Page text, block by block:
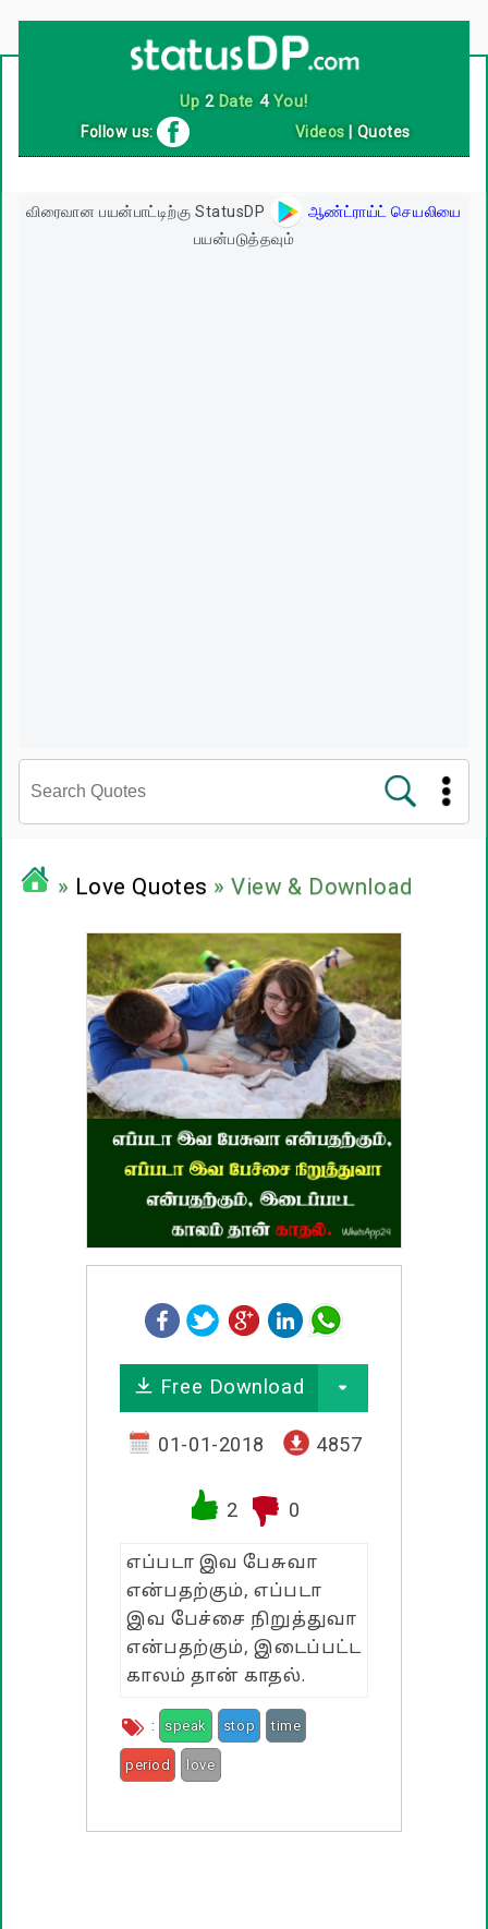
Up 2Date 4You!
Follow us: Videos Quotes
விரைவான பயன்பாட்டிற்கு StatusDP
ஆண்ட்ராய்ட் செயலியை
பயன்படுத்தவும்
பழமொழிகள்
ஊக்கம் / உத்வேக பொன்மொழிகள்
காதல் பொன்மொழிகள்
மகிழ்ச்சி பொன்மொழிகள்
பொதுவான பொன்மொழிகள்
கடவுள் பொன்மொழிகள்
பண்டிகை வாழ்த்துக்கள்
» Love Quotes » View & Download
Free Download
01-01-2018 4857
2 0
எப்படா இவ பேசுவா
என்பதற்கும், எப்படா
இவ பேச்சை நிறுத்துவா
என்பதற்கும், இடைப்பட்ட
காலம் தான் காதல்.
: speak stop time
period love